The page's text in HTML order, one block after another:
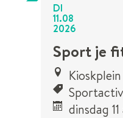
DI
11.08
2026
Sport je
dinsdag